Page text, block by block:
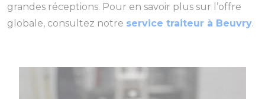
grandes réceptions. Pour en savoir plus sur l’offre
globale, consultez notre service traiteur à Beuvry.